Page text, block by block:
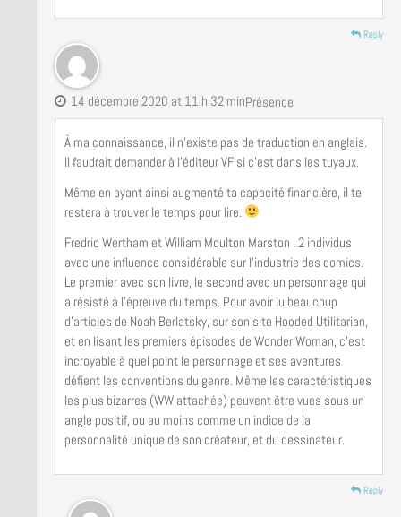
Reply
Présence
14 décembre 2020 at 11 h 32 min
À ma connaissance, il n’existe pas de traduction en anglais.
Il faudrait demander à l’éditeur VF si c’est dans les tuyaux.
Même en ayant ainsi augmenté ta capacité financière, il te
restera à trouver le temps pour lire.
Fredric Wertham et William Moulton Marston : 2 individus
avec une influence considérable sur l’industrie des comics.
Le premier avec son livre, le second avec un personnage qui
a résisté à l’épreuve du temps. Pour avoir lu beaucoup
d’articles de Noah Berlatsky, sur son site Hooded Utilitarian,
et en lisant les premiers épisodes de Wonder Woman, c’est
incroyable à quel point le personnage et ses aventures
défient les conventions du genre. Même les caractéristiques
les plus bizarres (WW attachée) peuvent être vues sous un
angle positif, ou au moins comme un indice de la
personnalité unique de son créateur, et du dessinateur.
Reply